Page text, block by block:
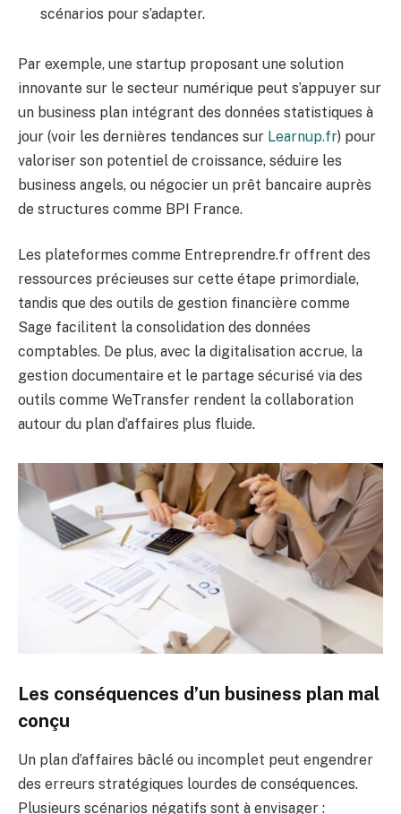
scénarios pour s’adapter.
Par exemple, une startup proposant une solution
innovante sur le secteur numérique peut s’appuyer sur
un business plan intégrant des données statistiques à
jour (voir les dernières tendances sur Learnup.fr) pour
valoriser son potentiel de croissance, séduire les
business angels, ou négocier un prêt bancaire auprès
de structures comme BPI France.
Les plateformes comme Entreprendre.fr offrent des
ressources précieuses sur cette étape primordiale,
tandis que des outils de gestion financière comme
Sage facilitent la consolidation des données
comptables. De plus, avec la digitalisation accrue, la
gestion documentaire et le partage sécurisé via des
outils comme WeTransfer rendent la collaboration
autour du plan d’affaires plus fluide.
Les conséquences d’un business plan mal
conçu
Un plan d’affaires bâclé ou incomplet peut engendrer
des erreurs stratégiques lourdes de conséquences.
Plusieurs scénarios négatifs sont à envisager :